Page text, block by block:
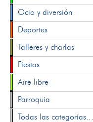
Ocio y diversión
Deportes
Talleres y charlas
Fiestas
Aire libre
Parroquia
Todas las categorías...